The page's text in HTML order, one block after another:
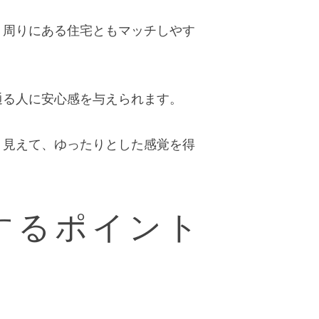
りにある住宅ともマッチしやす
人に安心感を与えられます。
えて、ゆったりとした感覚を得
ポイント